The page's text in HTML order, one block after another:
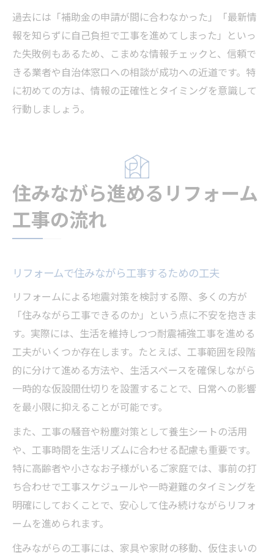
過去には「補助金の申請が間に合わなかった」「最新情
報を知らずに自己負担で工事を進めてしまった」といっ
た失敗例もあるため、こまめな情報チェックと、信頼で
きる業者や自治体窓口への相談が成功への近道です。特
に初めての方は、情報の正確性とタイミングを意識して
行動しましょう。
住みながら進めるリフォーム
工事の流れ
リフォームで住みながら工事するための工夫
リフォームによる地震対策を検討する際、多くの方が
「住みながら工事できるのか」という点に不安を抱きま
す。実際には、生活を維持しつつ耐震補強工事を進める
工夫がいくつか存在します。たとえば、工事範囲を段階
的に分けて進める方法や、生活スペースを確保しながら
一時的な仮設間仕切りを設置することで、日常への影響
を最小限に抑えることが可能です。
また、工事の騒音や粉塵対策として養生シートの活用
や、工事時間を生活リズムに合わせる配慮も重要です。
特に高齢者や小さなお子様がいるご家庭では、事前の打
ち合わせで工事スケジュールや一時避難のタイミングを
明確にしておくことで、安心して住み続けながらリフォ
ームを進められます。
住みながらの工事には、家具や家財の移動、仮住まいの